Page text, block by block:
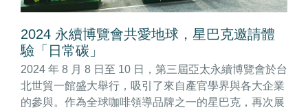
2024 永續博覽會共愛地球，星巴克邀請體
驗「日常碳」
2024 年 8 月 8 日至 10 日，第三屆亞太永續博覽會於台
北世貿一館盛大舉行，吸引了來自產官學界與各大企業
的參與。作為全球咖啡領導品牌之一的星巴克，再次展